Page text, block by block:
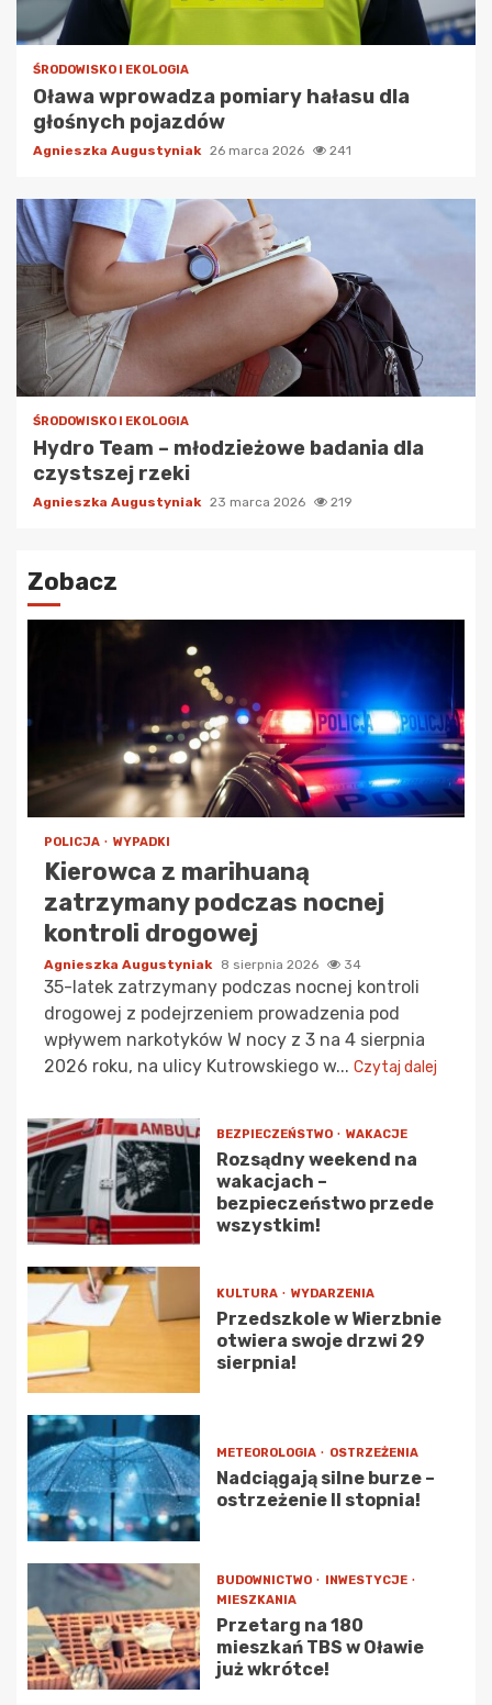
ŚRODOWISKO I EKOLOGIA
Oława wprowadza pomiary hałasu dla
głośnych pojazdów
Agnieszka Augustyniak 26 marca 2026 241
ŚRODOWISKO I EKOLOGIA
Hydro Team – młodzieżowe badania dla
czystszej rzeki
Agnieszka Augustyniak 23 marca 2026 219
Zobacz
POLICJA WYPADKI
Kierowca z marihuaną
zatrzymany podczas nocnej
kontroli drogowej
Agnieszka Augustyniak 8 sierpnia 2026 34
35-latek zatrzymany podczas nocnej kontroli
drogowej z podejrzeniem prowadzenia pod
wpływem narkotyków W nocy z 3 na 4 sierpnia
2026 roku, na ulicy Kutrowskiego w... Czytaj dalej
BEZPIECZEŃSTWO WAKACJE
Rozsądny weekend na
wakacjach –
bezpieczeństwo przede
wszystkim!
KULTURA WYDARZENIA
Przedszkole w Wierzbnie
otwiera swoje drzwi 29
sierpnia!
METEOROLOGIA OSTRZEŻENIA
Nadciągają silne burze –
ostrzeżenie II stopnia!
BUDOWNICTWO
INWESTYCJE
MIESZKANIA
Przetarg na 180
mieszkań TBS w Oławie
już wkrótce!